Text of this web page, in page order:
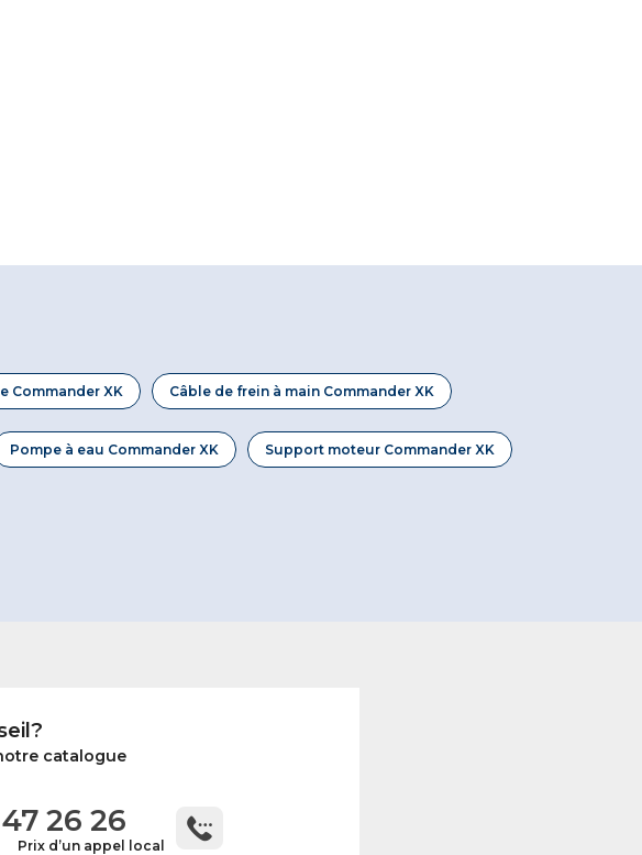
Commander XK Câble de frein à main Commander XK
Pompe à eau Commander XK Support moteur Commander XK
catalogue
26 26
Prix d’un appel local